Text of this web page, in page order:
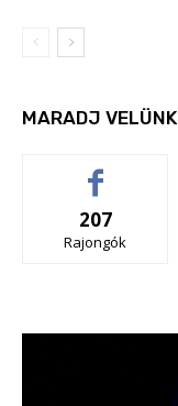
MARADJ VELÜNK
207
Rajongók